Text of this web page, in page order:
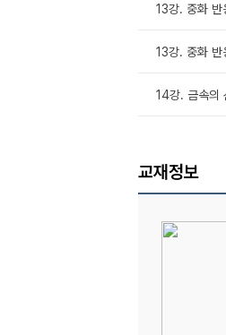
13강. 중화 반
13강. 중화 반
14강. 금속의
교재정보